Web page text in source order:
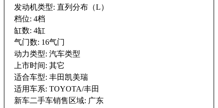
发动机类型: 直列分布（L）
档位: 4档
缸数: 4缸
气门数: 16气门
动力类型: 汽车类型
上市时间: 其它
适合车型: 丰田凯美瑞
适用车系: TOYOTA/丰田
新车二手车销售区域: 广东